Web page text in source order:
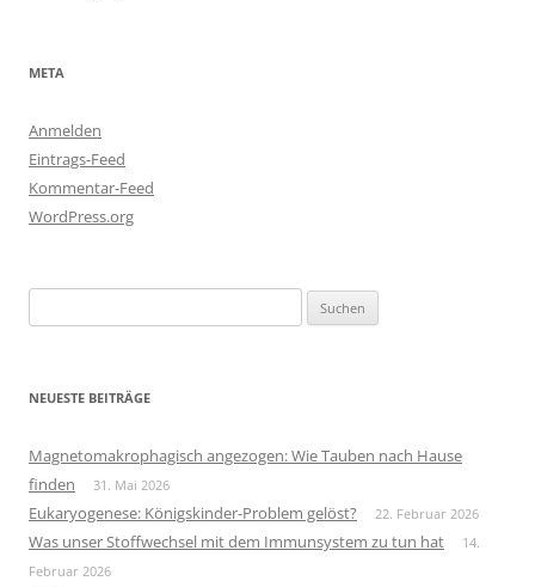
META
Anmelden
Eintrags-Feed
Kommentar-Feed
WordPress.org
nach:
NEUESTE BEITRÄGE
Magnetomakrophagisch angezogen: Wie Tauben nach Hause
finden
31. Mai 2026
Eukaryogenese: Königskinder-Problem gelöst? 22. Februar 2026
Was unser Stoffwechsel mit dem Immunsystem zu tun hat
14.
Februar 2026